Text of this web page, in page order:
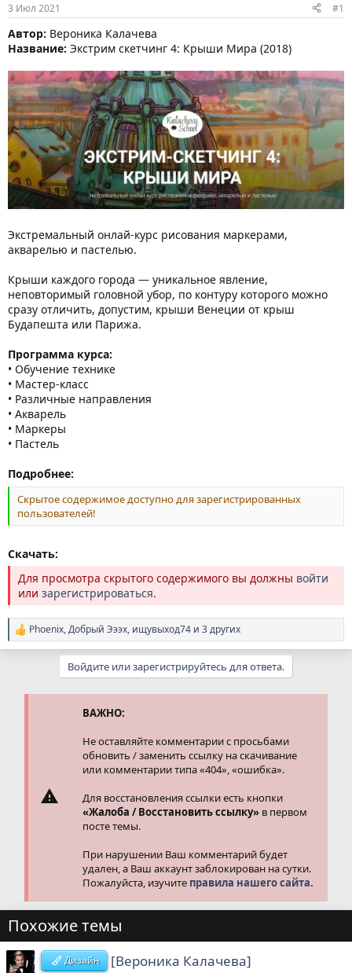
м
ы
а
л
а
3 Июл 2021 #1
Автор: Вероника Калачева
Название: Экстрим скетчинг 4: Крыши Мира (2018)
Экстремальный онлай-курс рисования маркерами,
акварелью и пастелью.
Крыши каждого города — уникальное явление,
неповторимый головной убор, по контуру которого можно
сразу отличить, допустим, крыши Венеции от крыш
Будапешта или Парижа.
Программа курса:
• Обучение технике
• Мастер-класс
• Различные направления
• Акварель
• Маркеры
• Пастель
Подробнее:
Скрытое содержимое доступно для зарегистрированных
пользователей!
Скачать:
Для просмотра скрытого содержимого вы должны войти
или зарегистрироваться.
Р
е
Phoenix,Добрый Эээх, ищувыход74 и 3 других
Войдите или зарегистрируйтесь для ответа.
ВАЖНО:
Не оставляйте комментарии с просьбами
обновить / заменить ссылку на скачивание
или комментарии типа «404», «ошибка».
Для восстановления ссылки есть кнопки
«Жалоба / Восстановить ссылку» в первом
посте темы.
При нарушении Ваш комментарий будет
удален, а Ваш аккаунт заблокирован на сутки.
Пожалуйста, изучите правила нашего сайта.
Похожие темы
Дизайн
[Вероника Калачева]